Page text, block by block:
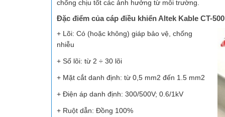
chống chịu tốt các ảnh hưởng từ môi trường.
Đặc điểm của cáp điều khiển Altek Kable CT-
+ Lõi: Có (hoặc không) giáp bảo vệ, chống
nhiễu
+ Số lõi: từ 2 ÷ 30 lõi
+ Mặt cắt danh định: từ 0,5 mm2 đến 1.5 mm2
+ Điện áp danh định: 300/500V; 0.6/1kV
+ Ruột dẫn: Đồng 100%